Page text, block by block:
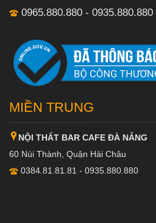
0965.880.880 - 0935.880.880
MIỀN TRUNG
NỘI THẤT BAR CAFE ĐÀ NẴNG
60 Núi Thành, Quận Hải Châu
0384.81.81.81 - 0935.880.880